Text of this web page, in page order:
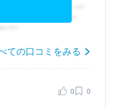
ての口コミをみる
0 0